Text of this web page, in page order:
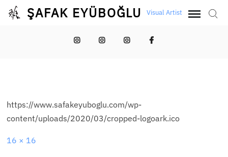
Skip
ŞAFAK EYÜBOĞLU Visual Artist
Şafak İmkansızİmkansızŞafak
https://www.safakeyuboglu.com/wp-
content/uploads/2020/03/cropped-logoark.ico
Full
16 × 16